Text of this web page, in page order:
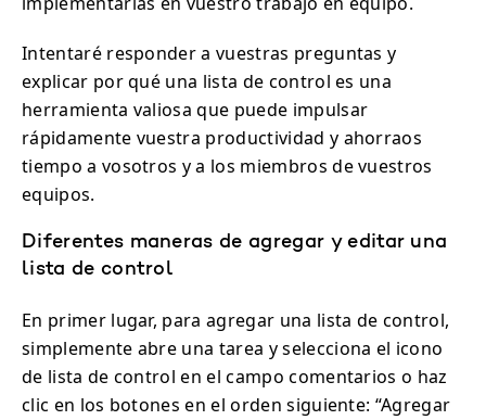
Intentaré responder a vuestras preguntas y
explicar por qué una lista de control es una
herramienta valiosa que puede impulsar
rápidamente vuestra productividad y ahorraos
tiempo a vosotros y a los miembros de vuestros
equipos.
Diferentes maneras de agregar y editar una
lista de control
En primer lugar, para agregar una lista de control,
simplemente abre una tarea y selecciona el icono
de lista de control en el campo comentarios o haz
clic en los botones en el orden siguiente: “Agregar